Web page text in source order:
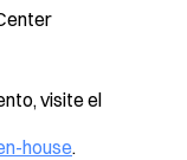
visite el
house.